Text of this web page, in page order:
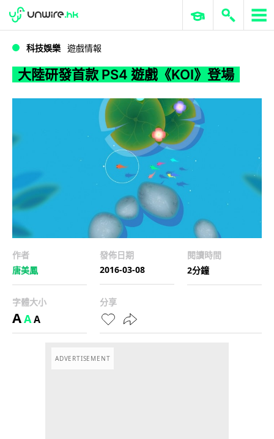
大陸研發首款 PS4 遊戲《KOI》登場
WWDC 2026 ERP 與商業 AI
科技娛樂 遊戲情報
大陸研發首款 PS4 遊戲《KOI》登場
作者
唐美鳳
發佈日期
2016-03-08
閱讀時間
2分鐘
字體大小
AAA
分享
ADVERTISEMENT